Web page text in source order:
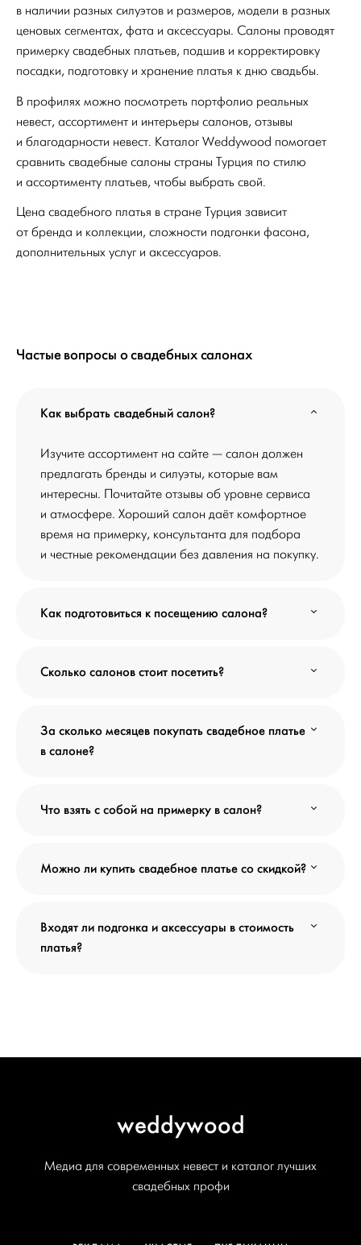
в наличии разных силуэтов и размеров, модели в разных
ценовых сегментах, фата и аксессуары. Салоны проводят
примерку свадебных платьев, подшив и корректировку
посадки, подготовку и хранение платья к дню свадьбы.
В профилях можно посмотреть портфолио реальных
невест, ассортимент и интерьеры салонов, отзывы
и благодарности невест. Каталог Weddywood помогает
сравнить свадебные салоны страны Турция по стилю
и ассортименту платьев, чтобы выбрать свой.
Цена свадебного платья в стране Турция зависит
от бренда и коллекции, сложности подгонки фасона,
дополнительных услуг и аксессуаров.
Частые вопросы о свадебных салонах
Как выбрать свадебный салон?
Изучите ассортимент на сайте — салон должен
предлагать бренды и силуэты, которые вам
интересны. Почитайте отзывы об уровне сервиса
и атмосфере. Хороший салон даёт комфортное
время на примерку, консультанта для подбора
и честные рекомендации без давления на покупку.
Как подготовиться к посещению салона?
Сколько салонов стоит посетить?
За сколько месяцев покупать свадебное платье
в салоне?
Что взять с собой на примерку в салон?
Можно ли купить свадебное платье со скидкой?
Входят ли подгонка и аксессуары в стоимость
платья?
weddywood
Медиа для современных невест и каталог лучших
свадебных профи